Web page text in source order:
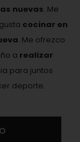
nuevas. Me
cocinar en
. Me ofrezco
a realizar
para juntos
deporte.